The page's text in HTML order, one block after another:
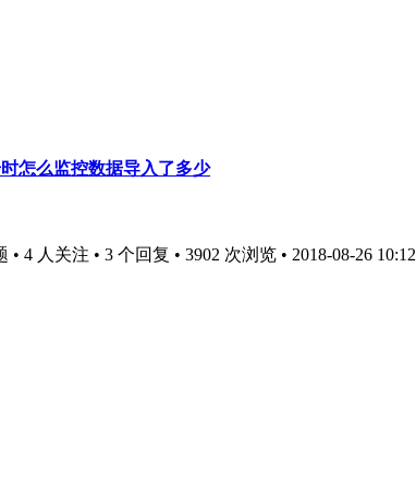
怎么监控数据导入了多少
• 4 人关注 • 3 个回复 • 3902 次浏览 • 2018-08-26 10:12